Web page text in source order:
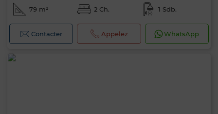
79 m² 2 Ch. 1 Sdb.
Contacter Appelez WhatsApp